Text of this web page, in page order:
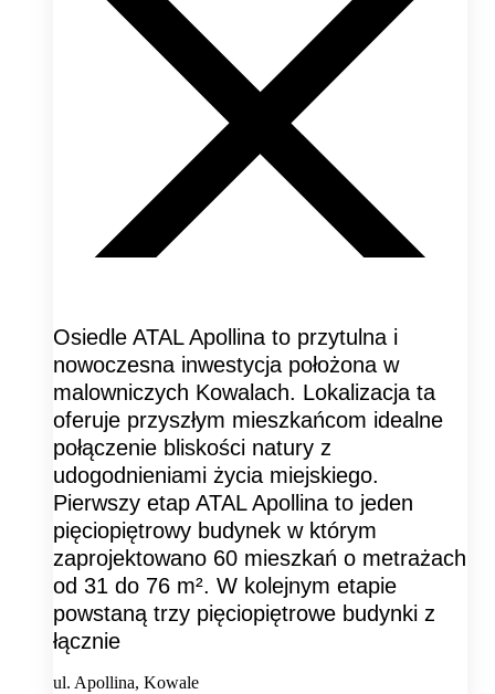
Osiedle ATAL Apollina to przytulna i
nowoczesna inwestycja położona w
malowniczych Kowalach. Lokalizacja ta
oferuje przyszłym mieszkańcom idealne
połączenie bliskości natury z
udogodnieniami życia miejskiego.
Pierwszy etap ATAL Apollina to jeden
pięciopiętrowy budynek w którym
zaprojektowano 60 mieszkań o metrażach
od 31 do 76 m². W kolejnym etapie
powstaną trzy pięciopiętrowe budynki z
łącznie
ul. Apollina, Kowale